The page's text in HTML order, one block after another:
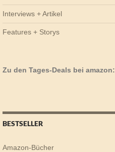
Interviews + Artikel
Features + Storys
Zu den Tages-Deals bei amazon:
BESTSELLER
Amazon-Bücher